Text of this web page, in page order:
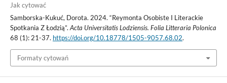
Jak cytować
Samborska-Kukuć, Dorota. 2024. “Reymonta Osobiste I Literackie
Spotkania Z Łodzią”. Acta Universitatis Lodziensis. Folia Litteraria Polonica
68 (1): 21-37. https://doi.org/10.18778/1505-9057.68.02.
Formaty cytowań